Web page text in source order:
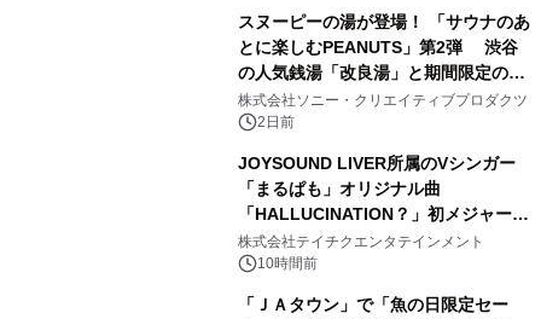
スヌーピーの湯が登場！ 「サウナのあ
とに楽しむPEANUTS」第2弾 渋谷
の人気銭湯「改良湯」と期間限定のコ
ラボレーション サウナイキタイコラ
ボグッズも発売決定！
株式会社ソニー・クリエイティブプロダクツ
2日前
JOYSOUND LIVER所属のVシンガー
「まるぱも」オリジナル曲
「HALLUCINATION？」初メジャー配
信リリース決定！
株式会社テイチクエンタテインメント
10時間前
「ＪＡタウン」で「魚の日限定セー